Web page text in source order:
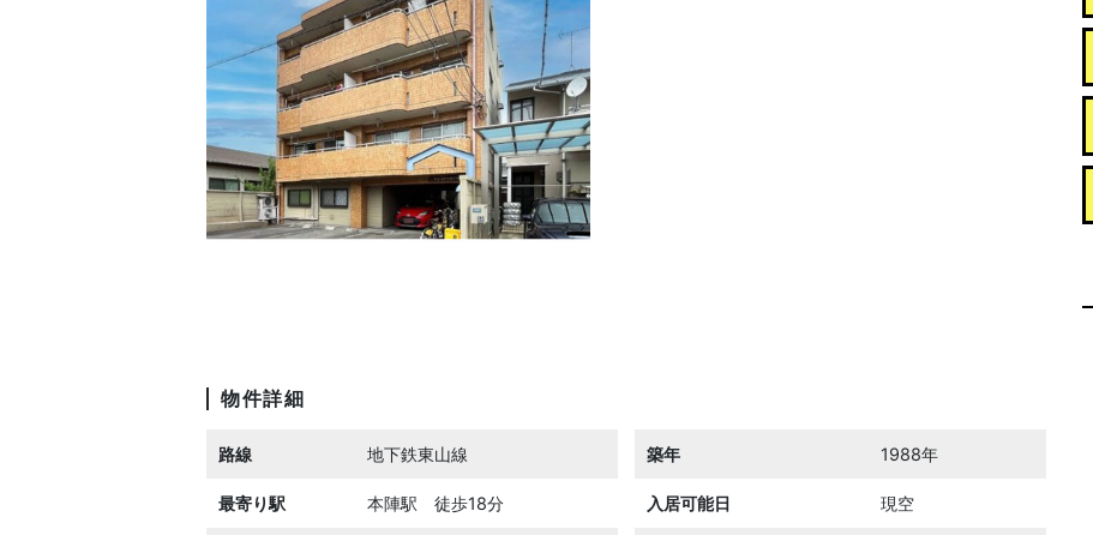
物件詳細
路線 地下鉄東山線
最寄り駅 本陣駅 徒歩18分
築年 1988年
入居可能日 現空